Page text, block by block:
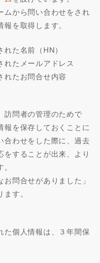
ムから問い合わせをされ
を取得します。
た名前（HN）
れたメールアドレス
れたお問合せ内容
訪問者の管理のためで
報を保存しておくことに
合わせをした際に、過去
することが出来、より
問合せがありました」
す。
た個人情報は、３年間保